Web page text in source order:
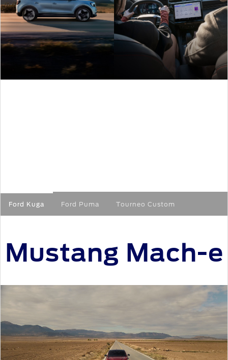
Ford Kuga Ford Puma Tourneo Custom
Mustang Mach-e